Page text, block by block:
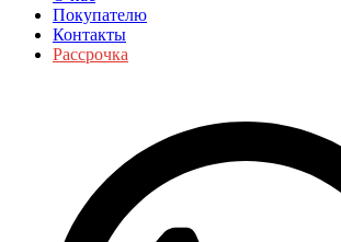
Покупателю
Контакты
Рассрочка